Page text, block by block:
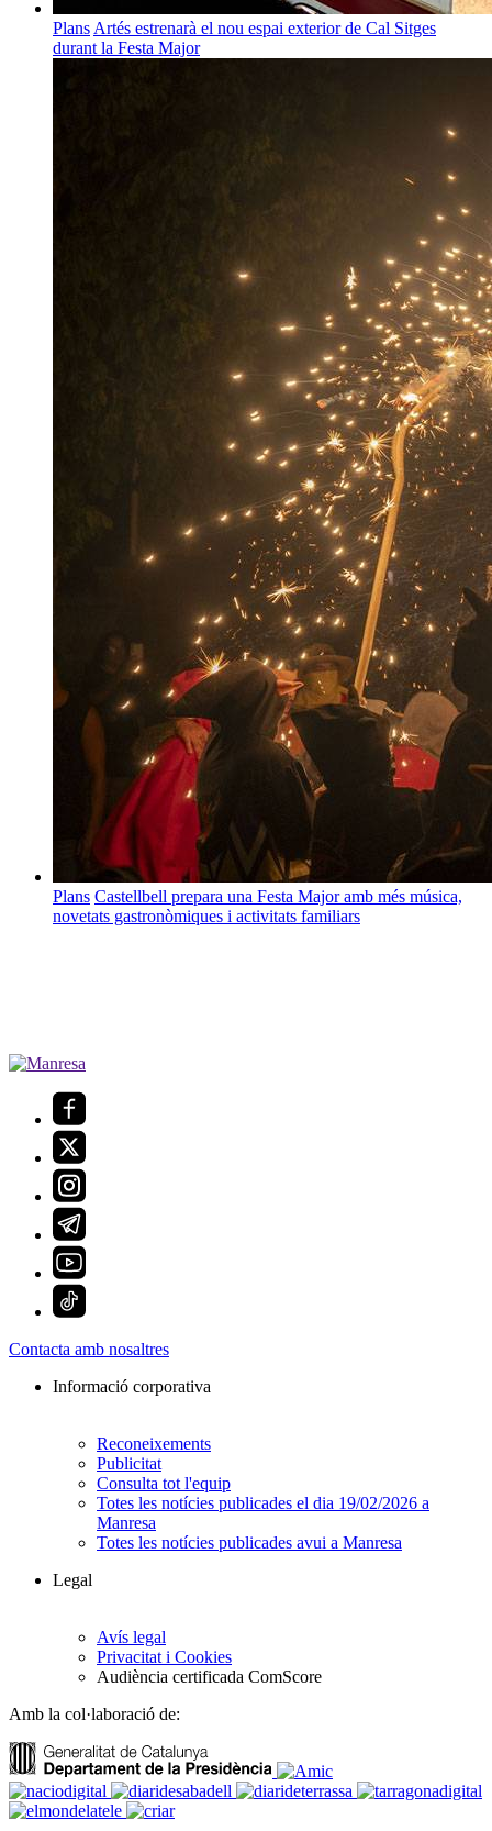
PlansArtés estrenarà el nou espai exterior de Cal Sitges
durant la Festa Major
Plans Castellbell prepara una Festa Major amb més música,
novetats gastronòmiques i activitats familiars
Contacta amb nosaltres
Informació corporativa
Reconeixements
Publicitat
Consulta tot l'equip
Totes les notícies publicades el dia 19/02/2026 a
Manresa
Totes les notícies publicades avui a Manresa
Legal
Avís legal
Privacitat i Cookies
Audiència certificada ComScore
Amb la col·laboració de: